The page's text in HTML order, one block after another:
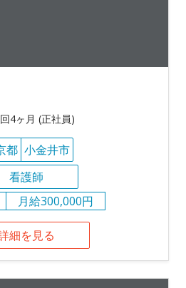
4ヶ月 (正社員)
都 小金井市
看護師
月給300,000円
細を見る